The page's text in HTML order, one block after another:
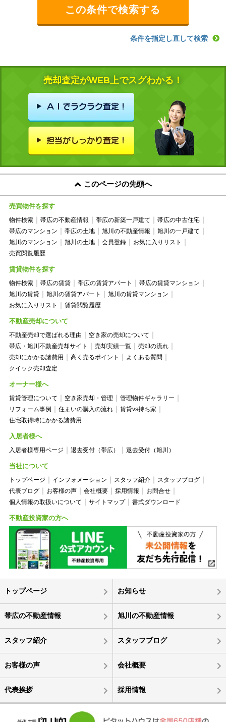
条件を指定し直して検索
売却査定がWEB上でスグわかる！
このページの先頭へ
売買物件を探す
物件検索 帯広の不動産情報 帯広の新築一戸建て
帯広の中古住宅
帯広のマンション
帯広の土地 旭川の不動産情報
旭川の一戸建て
旭川のマンション
旭川の土地 会員登録
お気に入りリスト
売買閲覧履歴
賃貸物件を探す
物件検索 帯広の賃貸 帯広の賃貸アパート
帯広の賃貸マンション
旭川の賃貸
旭川の賃貸アパート
旭川の賃貸マンション
お気に入りリスト
賃貸閲覧履歴
不動産売却について
不動産売却で選ばれる理由
空き家の売却について
帯広・旭川不動産売却サイト
売却実績一覧
売却の流れ
売却にかかる諸費用
高く売るポイント
よくある質問
クイック売却査定
オーナー様へ
賃貸管理について 空き家売却・管理
管理物件ギャラリー
リフォーム事例
住まいの購入の流れ
賃貸vs持ち家
住宅取得時にかかる諸費用
入居者様へ
入居者様専用ページ 退去受付（帯広） 退去受付（旭川）
当社について
トップページ インフォメーション スタッフ紹介
スタッフブログ
代表ブログ
お客様の声 会社概要 採用情報
お問合せ
個人情報の取扱いについて
サイトマップ 書式ダウンロード
不動産投資家の方へ
トップページ お知らせ
帯広の不動産情報 旭川の不動産情報
スタッフ紹介 スタッフブログ
お客様の声 会社概要
代表挨拶 採用情報